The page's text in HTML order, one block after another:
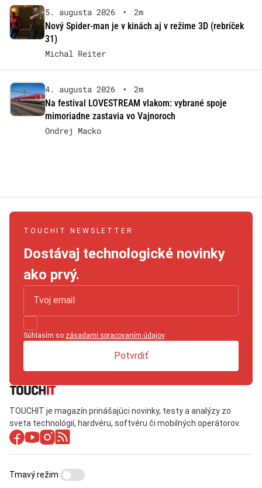
5. augusta 2026 •
2m
Nový Spider-man je v kinách aj v režime 3D (rebríček
31)
Michal Reiter
4. augusta 2026 •
2m
Na festival LOVESTREAM vlakom: vybrané spoje
mimoriadne zastavia vo Vajnoroch
Ondrej Macko
TOUCHIT NEWSLETTER
Dostávaj technologické novinky
ako prvý.
Súhlasím so zásadami spracovaním údajov.
Potvrdiť
TOUCHIT je magazín prinášajúci novinky, testy a analýzy zo
sveta technológií, hardvéru, softvéru či mobilných operátorov.
Tmavý režim